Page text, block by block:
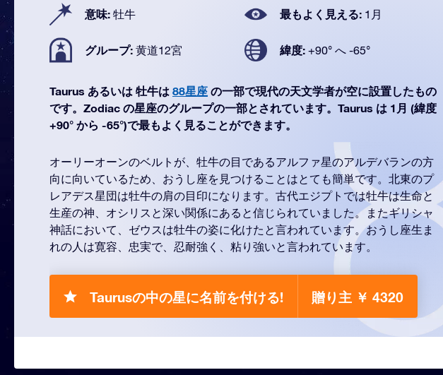
意味: 牡牛 最もよく見える: 1月
グループ: 黄道12宮 緯度: +90° へ -65°
Taurus あるいは 牡牛は 88星座 の一部で現代の天文学者が空に設置したもの
です。Zodiac の星座のグループの一部とされています。Taurus は 1月 (緯度
+90° から -65°)で最もよく見ることができます。
オーリーオーンのベルトが、牡牛の目であるアルファ星のアルデバランの方
向に向いているため、おうし座を見つけることはとても簡単です。北東のプ
レアデス星団は牡牛の肩の目印になります。古代エジプトでは牡牛は生命と
生産の神、オシリスと深い関係にあると信じられていました。またギリシャ
神話において、ゼウスは牡牛の姿に化けたと言われています。おうし座生ま
れの人は寛容、忠実で、忍耐強く、粘り強いと言われています。
Taurusの中の星に名前を付ける! 贈り主 ￥ 4320